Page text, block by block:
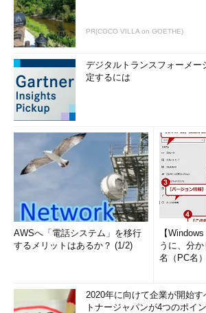
PR(COCO VILLA on GOETHE)
デジタルトランスフォーメー
定するには
AWSへ「電話システム」を移行
するメリットはあるか？ (1/2)
【
うに、分
名（PC名
2020年に向けて企業が開始
トナージャパンが4つのポイ